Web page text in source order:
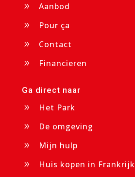
9 Aanbod
9 Pour ça
9 Contact
9 Financieren
Ga direct naar
9
Het Park
9 De omgeving
9 Mijn hulp
9 Huis kopen in Frankrijk